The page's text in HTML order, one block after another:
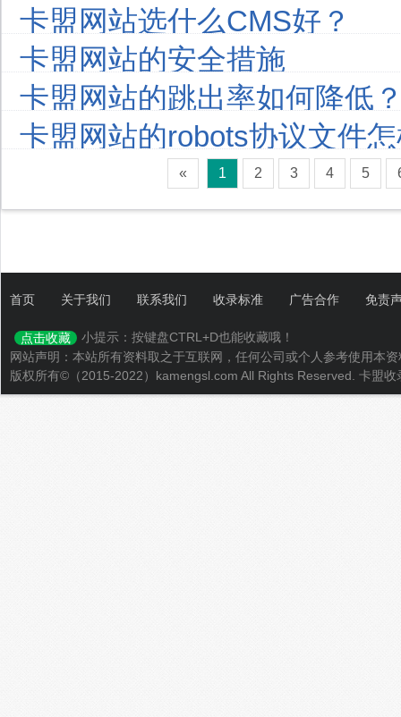
卡盟网站选什么CMS好？
卡盟网站的安全措施
卡盟网站的跳出率如何降低
卡盟网站的robots协议文件
« 1 2 3 4 5
首页 关于我们 联系我们 收录标准 广告合作 免责
点击收藏
小提示：按键盘CTRL+D也能收藏哦！
网站声明：本站所有资料取之于互联网，任何公司或个人参考使用本
版权所有©（2015-2022）kamengsl.com All Rights Reserved. 卡盟收